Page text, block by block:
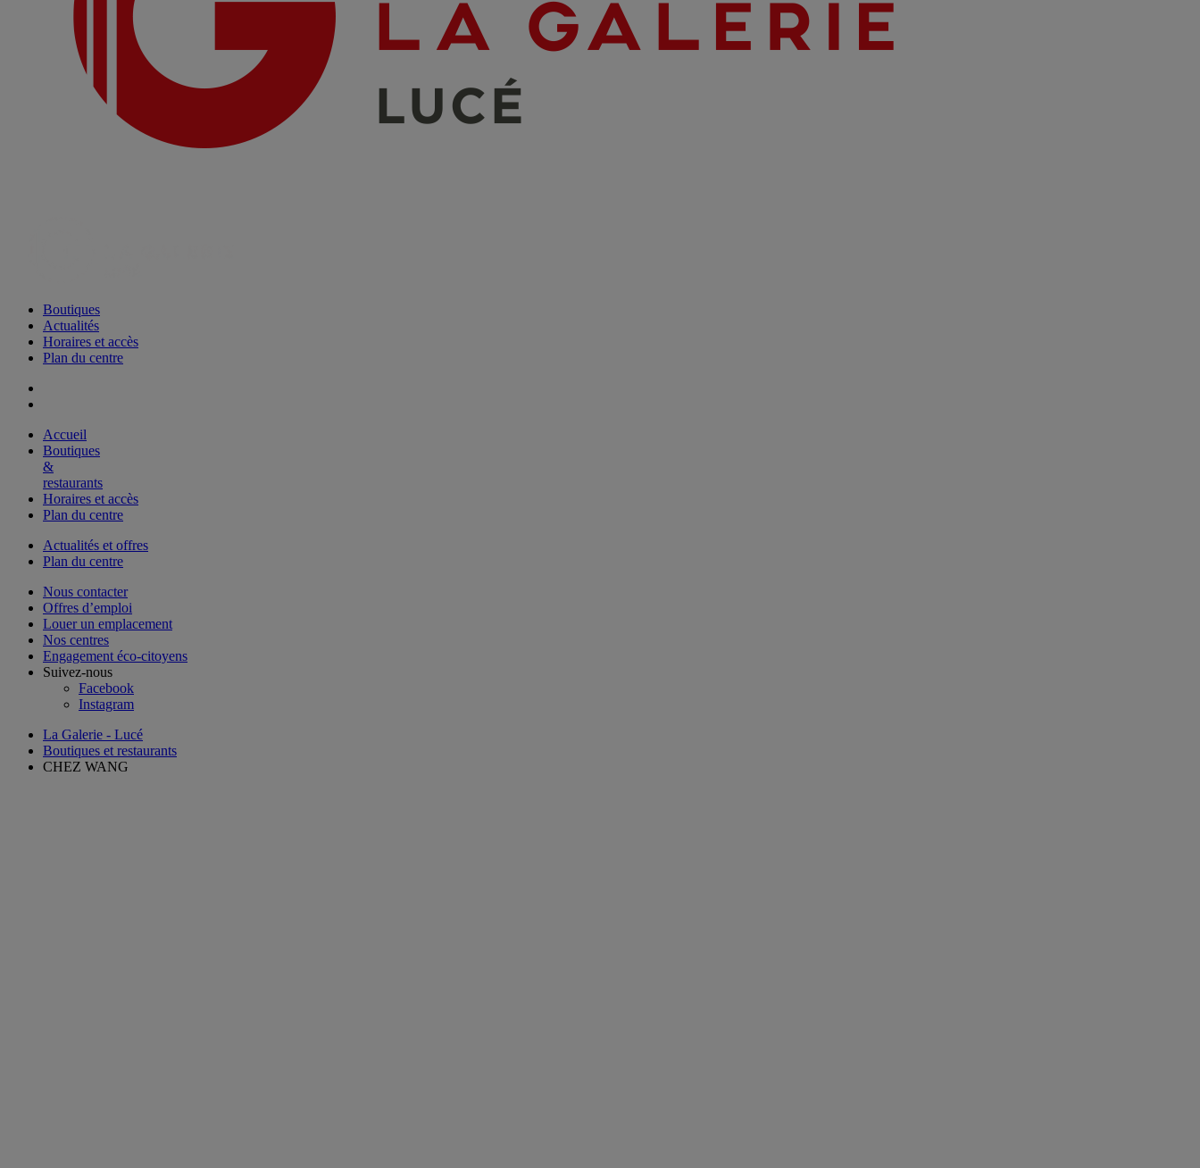
Boutiques
Actualités
Horaires et accès
Plan du centre
Accueil
Boutiques
&
restaurants
Horaires et accès
Plan du centre
Actualités et offres
Plan du centre
Nous contacter
Offres d’emploi
Louer un emplacement
Nos centres
Engagement éco-citoyens
Suivez-nous
Facebook
Instagram
La Galerie - Lucé
Boutiques et restaurants
CHEZ WANG